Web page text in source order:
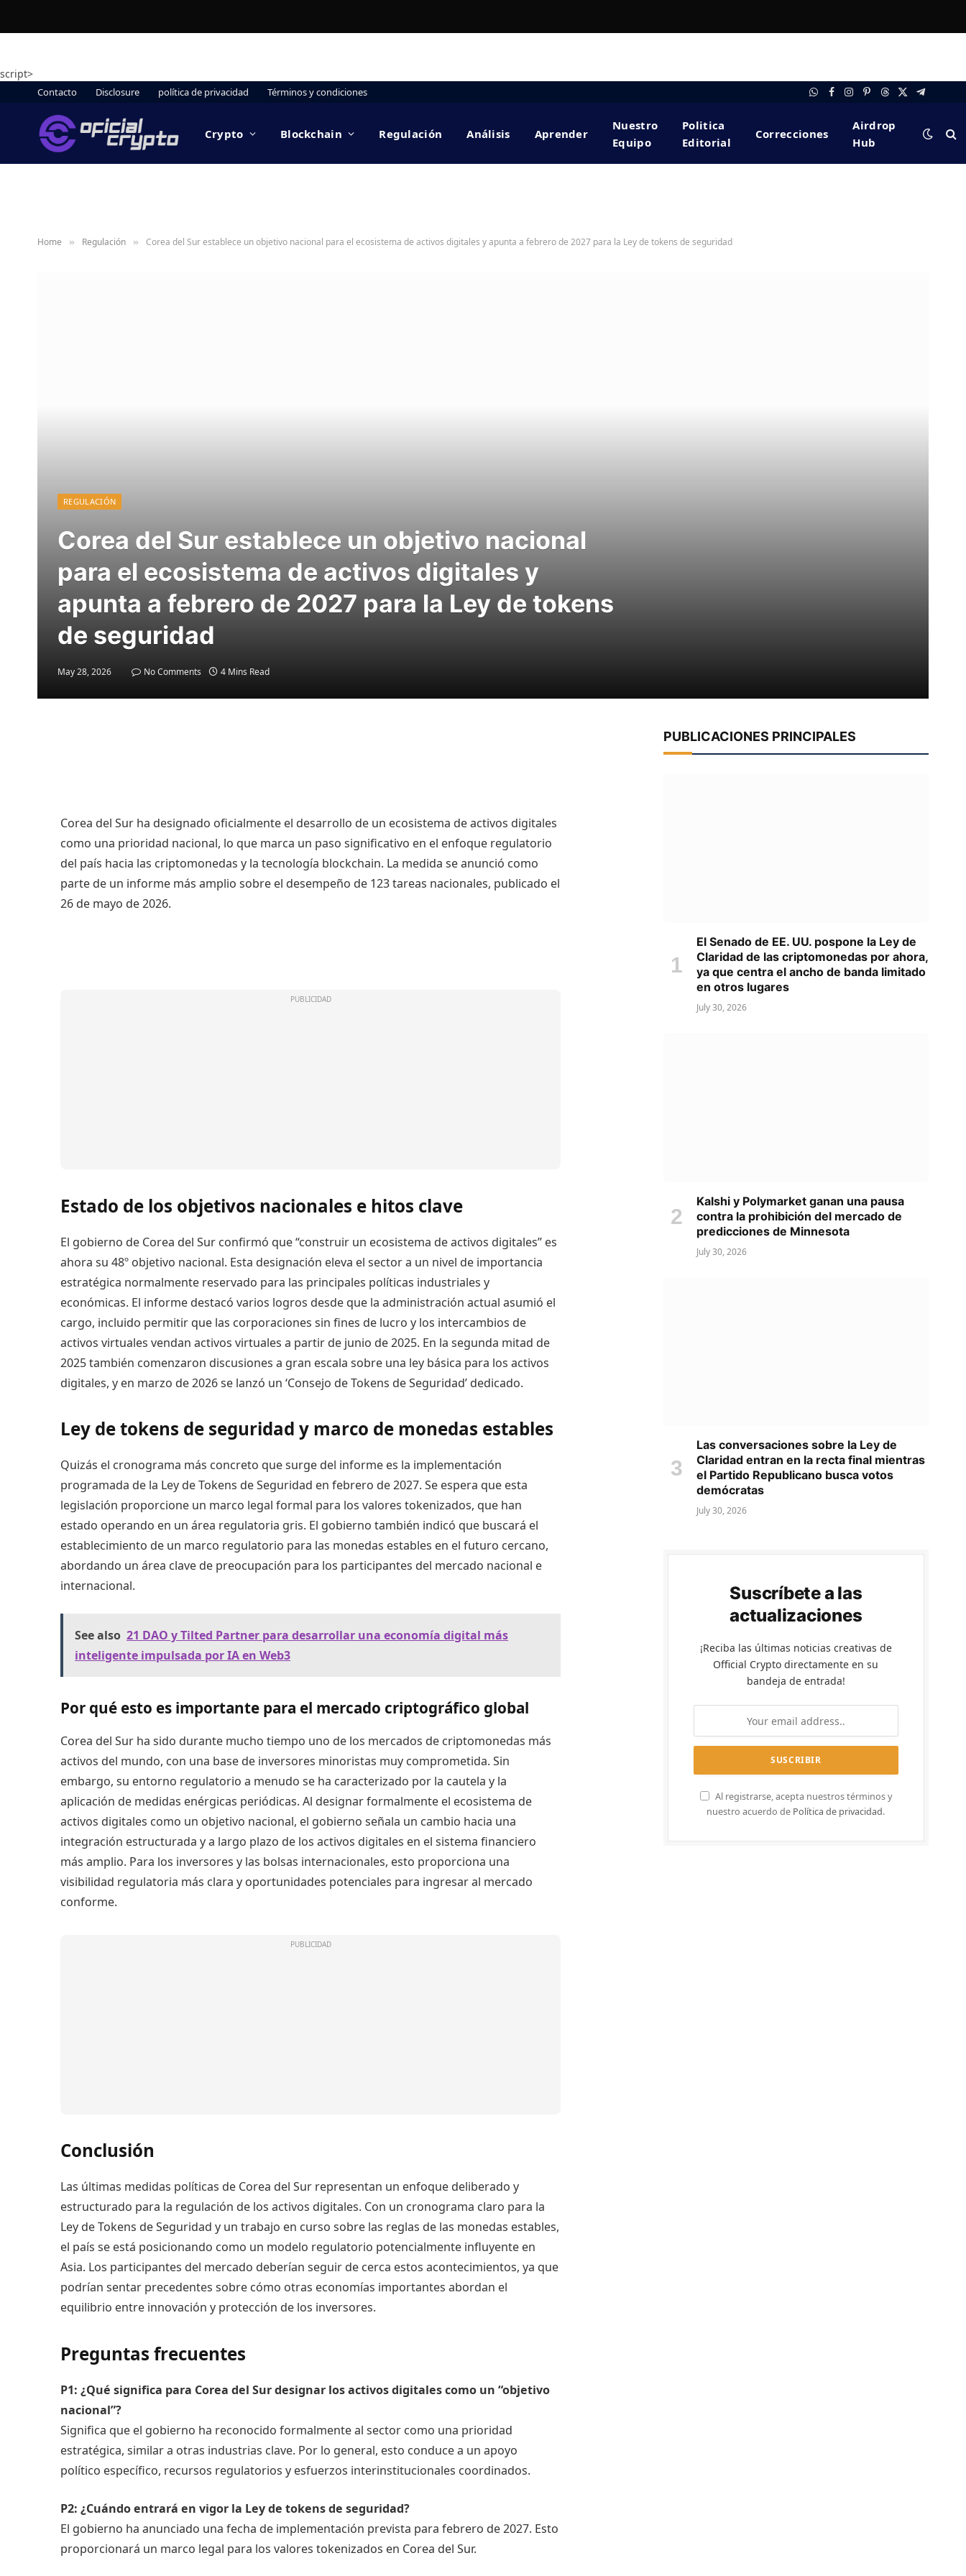
script>
Contacto Disclosure política de privacidad Términos y condiciones WhatsApp
FacebookInstagram
Pinterest
Threads
X
Telegram
Crypto Blockchain Regulación Análisis Aprender
Nuestro
Equipo
Politica
Editorial
Correcciones
Airdrop
Hub
Home » Regulación » Corea del Sur establece un objetivo nacional para el ecosistema de activos digitales y apunta a febrero de 2027 para la Ley de tokens de seguridad
REGULACIÓN
Corea del Sur establece un objetivo nacional
para el ecosistema de activos digitales y
apunta a febrero de 2027 para la Ley de tokens
de seguridad
May 28, 2026 No Comments 4 Mins Read
Corea del Sur ha designado oficialmente el desarrollo de un ecosistema de activos digitales
como una prioridad nacional, lo que marca un paso significativo en el enfoque regulatorio
del país hacia las criptomonedas y la tecnología blockchain. La medida se anunció como
parte de un informe más amplio sobre el desempeño de 123 tareas nacionales, publicado el
26 de mayo de 2026.
Estado de los objetivos nacionales e hitos clave
El gobierno de Corea del Sur confirmó que “construir un ecosistema de activos digitales” es
ahora su 48º objetivo nacional. Esta designación eleva el sector a un nivel de importancia
estratégica normalmente reservado para las principales políticas industriales y
económicas. El informe destacó varios logros desde que la administración actual asumió el
cargo, incluido permitir que las corporaciones sin fines de lucro y los intercambios de
activos virtuales vendan activos virtuales a partir de junio de 2025. En la segunda mitad de
2025 también comenzaron discusiones a gran escala sobre una ley básica para los activos
digitales, y en marzo de 2026 se lanzó un ‘Consejo de Tokens de Seguridad’ dedicado.
Ley de tokens de seguridad y marco de monedas estables
Quizás el cronograma más concreto que surge del informe es la implementación
programada de la Ley de Tokens de Seguridad en febrero de 2027. Se espera que esta
legislación proporcione un marco legal formal para los valores tokenizados, que han
estado operando en un área regulatoria gris. El gobierno también indicó que buscará el
establecimiento de un marco regulatorio para las monedas estables en el futuro cercano,
abordando un área clave de preocupación para los participantes del mercado nacional e
internacional.
See also 21 DAO y Tilted Partner para desarrollar una economía digital más
inteligente impulsada por IA en Web3
Por qué esto es importante para el mercado criptográfico global
Corea del Sur ha sido durante mucho tiempo uno de los mercados de criptomonedas más
activos del mundo, con una base de inversores minoristas muy comprometida. Sin
embargo, su entorno regulatorio a menudo se ha caracterizado por la cautela y la
aplicación de medidas enérgicas periódicas. Al designar formalmente el ecosistema de
activos digitales como un objetivo nacional, el gobierno señala un cambio hacia una
integración estructurada y a largo plazo de los activos digitales en el sistema financiero
más amplio. Para los inversores y las bolsas internacionales, esto proporciona una
visibilidad regulatoria más clara y oportunidades potenciales para ingresar al mercado
conforme.
Conclusión
Las últimas medidas políticas de Corea del Sur representan un enfoque deliberado y
estructurado para la regulación de los activos digitales. Con un cronograma claro para la
Ley de Tokens de Seguridad y un trabajo en curso sobre las reglas de las monedas estables,
el país se está posicionando como un modelo regulatorio potencialmente influyente en
Asia. Los participantes del mercado deberían seguir de cerca estos acontecimientos, ya que
podrían sentar precedentes sobre cómo otras economías importantes abordan el
equilibrio entre innovación y protección de los inversores.
Preguntas frecuentes
P1: ¿Qué significa para Corea del Sur designar los activos digitales como un “objetivo
nacional”?
Significa que el gobierno ha reconocido formalmente al sector como una prioridad
estratégica, similar a otras industrias clave. Por lo general, esto conduce a un apoyo
político específico, recursos regulatorios y esfuerzos interinstitucionales coordinados.
P2: ¿Cuándo entrará en vigor la Ley de tokens de seguridad?
El gobierno ha anunciado una fecha de implementación prevista para febrero de 2027. Esto
proporcionará un marco legal para los valores tokenizados en Corea del Sur.
PUBLICACIONES PRINCIPALES
El Senado de EE. UU. pospone la Ley de
Claridad de las criptomonedas por ahora,
ya que centra el ancho de banda limitado
en otros lugares
July 30, 2026
Kalshi y Polymarket ganan una pausa
contra la prohibición del mercado de
predicciones de Minnesota
July 30, 2026
Las conversaciones sobre la Ley de
Claridad entran en la recta final mientras
el Partido Republicano busca votos
demócratas
July 30, 2026
Suscríbete a las
actualizaciones
¡Reciba las últimas noticias creativas de
Official Crypto directamente en su
bandeja de entrada!
Al registrarse, acepta nuestros términos y
nuestro acuerdo de Política de privacidad.